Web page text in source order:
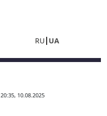
RU UA
20:35, 10.08.2025